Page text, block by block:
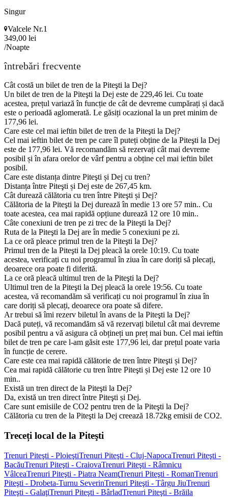
Singur
Valcele Nr.1
349,00 lei
/Noapte
întrebări frecvente
Cât costă un bilet de tren de la Piteşti la Dej?
Un bilet de tren de la Piteşti la Dej este de 229,46 lei. Cu toate
acestea, prețul variază în funcție de cât de devreme cumpărați și dacă
este o perioadă aglomerată. Le găsiți ocazional la un pret minim de
177,96 lei.
Care este cel mai ieftin bilet de tren de la Piteşti la Dej?
Cel mai ieftin bilet de tren pe care îl puteți obține de la Piteşti la Dej
este de 177,96 lei. Vă recomandăm să rezervați cât mai devreme
posibil și în afara orelor de vârf pentru a obține cel mai ieftin bilet
posibil.
Care este distanța dintre Piteşti și Dej cu tren?
Distanța între Piteşti și Dej este de 267,45 km.
Cât durează călătoria cu tren între Piteşti și Dej?
Călătoria de la Piteşti la Dej durează în medie 13 ore 57 min.. Cu
toate acestea, cea mai rapidă opțiune durează 12 ore 10 min..
Câte conexiuni de tren pe zi trec de la Piteşti la Dej?
Ruta de la Piteşti la Dej are în medie 5 conexiuni pe zi.
La ce oră pleace primul tren de la Piteşti la Dej?
Primul tren de la Piteşti la Dej pleacă la orele 10:19. Cu toate
acestea, verificați cu noi programul în ziua în care doriți să plecați,
deoarece ora poate fi diferită.
La ce oră pleacă ultimul tren de la Piteşti la Dej?
Ultimul tren de la Piteşti la Dej pleacă la orele 19:56. Cu toate
acestea, vă recomandăm să verificați cu noi programul în ziua în
care doriți să plecați, deoarece ora poate să difere.
Ar trebui să îmi rezerv biletul în avans de la Piteşti la Dej?
Dacă puteți, vă recomandăm să vă rezervați biletul cât mai devreme
posibil pentru a vă asigura că obțineți un preț mai bun. Cel mai ieftin
bilet de tren pe care l-am găsit este 177,96 lei, dar prețul poate varia
în funcție de cerere.
Care este cea mai rapidă călătorie de tren între Piteşti și Dej?
Cea mai rapidă călătorie cu tren între Piteşti și Dej este 12 ore 10
min..
Există un tren direct de la Piteşti la Dej?
Da, există un tren direct între Piteşti și Dej.
Care sunt emisiile de CO2 pentru tren de la Piteşti la Dej?
Călătoria cu tren de la Piteşti la Dej creează 18.72kg emisii de CO2.
Treceți local de la Piteşti
Trenuri Piteşti - PloieştiTrenuri Piteşti - Cluj-NapocaTrenuri Piteşti -
BacăuTrenuri Piteşti - CraiovaTrenuri Piteşti - Râmnicu
VâlceaTrenuri Piteşti - Piatra NeamţTrenuri Piteşti - RomanTrenuri
Piteşti - Drobeta-Turnu SeverinTrenuri Piteşti - Târgu JiuTrenuri
Piteşti - GalaţiTrenuri Piteşti - BârladTrenuri Piteşti - Brăila